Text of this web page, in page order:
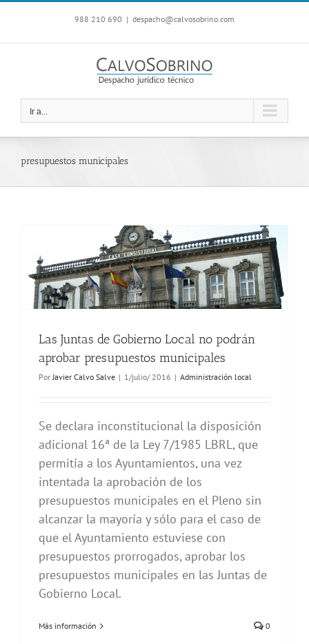
contenido
988 210 690 | despacho@calvosobrino.com
Ir a...
presupuestos municipales
Las Juntas de Gobierno Local no podrán
aprobar presupuestos municipales
PorJavier Calvo Salve | 1/julio/ 2016 | Administración local
Se declara inconstitucional la disposición
adicional 16ª de la Ley 7/1985 LBRL, que
permitía a los Ayuntamientos, una vez
intentada la aprobación de los
presupuestos municipales en el Pleno sin
alcanzar la mayoría y sólo para el caso de
que el Ayuntamiento estuviese con
presupuestos prorrogados, aprobar los
presupuestos municipales en las Juntas de
Gobierno Local.
Más información 0